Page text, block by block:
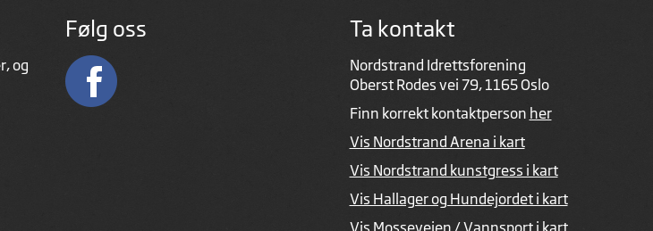
og
Følg oss Ta kontakt
Nordstrand Idrettsforening
Oberst Rodes vei 79, 1165 Oslo
Finn korrekt kontaktperson her
Vis Nordstrand Arena i kart
Vis Nordstrand kunstgress i kart
Vis Hallager og Hundejordet i kart
Vis Mosseveien / Vannsport i kart